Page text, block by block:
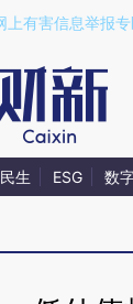
上有害信息举报专
民生 ESG 数